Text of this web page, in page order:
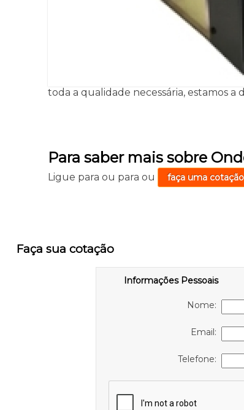
toda a qualidade necessária, estamos a
Para saber mais sobre
Ligue paraou paraou faça uma cotação
Faça sua cotação
Informações Pessoais
Nome:
Email:
Telefone: